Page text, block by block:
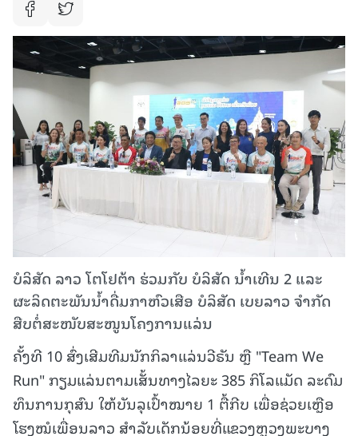
ບໍລິສັດ ລາວ ໂຕໂຢຕ້າ ຮ່ວມກັບ ບໍລິສັດ ນໍ້າເທີນ 2 ແລະ
ຜະລິດຕະພັນນໍ້າດື່ມກາຫົວເສືອ ບໍລິສັດ ເບຍລາວ ຈຳກັດ
ສືບຕໍ່ສະໜັບສະໜູນໂຄງການແລ່ນ
ຄັ້ງທີ 10 ສົ່ງເສີມທີມນັກກິລາແລ່ນວີຣັນ ຫຼື "Team We
Run" ກຽມແລ່ນຕາມເສັ້ນທາງໄລຍະ 385 ກິໂລແມັດ ລະດົມ
ທຶນການກຸສົນ ໃຫ້ບັນລຸເປົ້າໝາຍ 1 ຕື້ກີບ ເພື່ອຊ່ວຍເຫຼືອ
ໂຮງໝໍເພື່ອນລາວ ສຳລັບເດັກນ້ອຍທີ່ແຂວງຫຼວງພະບາງ